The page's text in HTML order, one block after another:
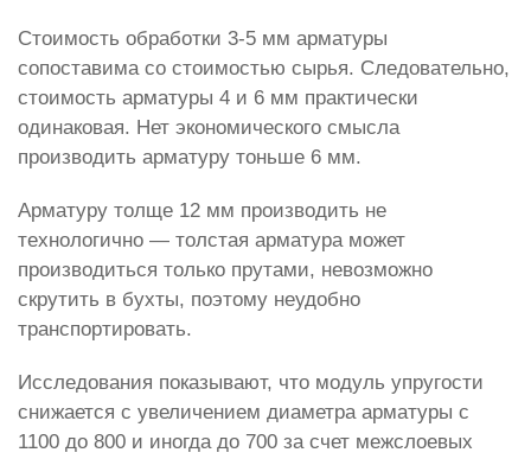
Стоимость обработки 3-5 мм арматуры
сопоставима со стоимостью сырья. Следовательно,
стоимость арматуры 4 и 6 мм практически
одинаковая. Нет экономического смысла
производить арматуру тоньше 6 мм.
Арматуру толще 12 мм производить не
технологично — толстая арматура может
производиться только прутами, невозможно
скрутить в бухты, поэтому неудобно
транспортировать.
Исследования показывают, что модуль упругости
снижается с увеличением диаметра арматуры с
1100 до 800 и иногда до 700 за счет межслоевых